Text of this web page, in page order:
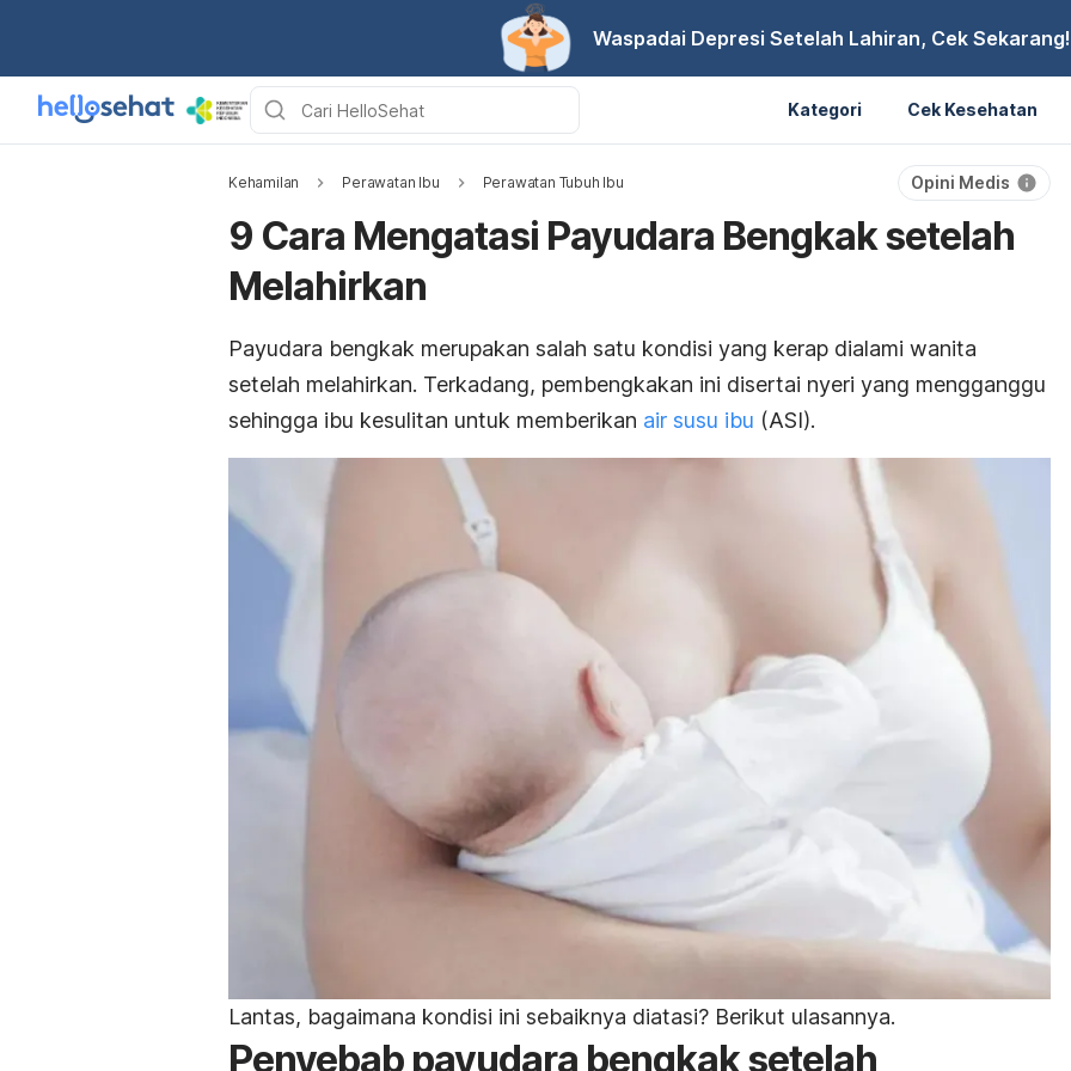
Waspadai Depresi Setelah Lahiran, Cek Sekarang!
Kategori Cek Kesehatan
Kehamilan Perawatan Ibu Perawatan Tubuh Ibu Opini Medis
9 Cara Mengatasi Payudara Bengkak setelah
Melahirkan
Payudara bengkak merupakan salah satu kondisi yang kerap dialami wanita
setelah melahirkan. Terkadang, pembengkakan ini disertai nyeri yang mengganggu
sehingga ibu kesulitan untuk memberikan air susu ibu (ASI).
Lantas, bagaimana kondisi ini sebaiknya diatasi? Berikut ulasannya.
Penyebab payudara bengkak setelah